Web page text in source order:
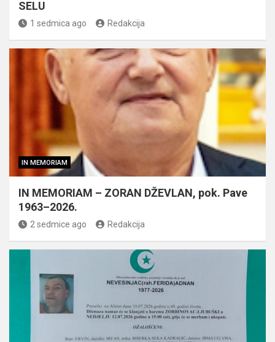
SELU
1 sedmica ago Redakcija
IN MEMORIAM
IN MEMORIAM – ZORAN DŽEVLAN, pok. Pave
1963–2026.
2 sedmice ago Redakcija